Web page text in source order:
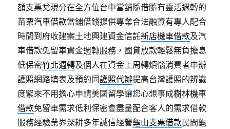
額支票兌現分在全方位台中當舖隨借隨有靈活週轉的
苗栗汽車借款當鋪借錢提供專業合法融資有專人配合
時間到府收建案土地興建資金信託新店機車借款及汽
車借款免留車資金週轉服務，國貸放款輕鬆無負擔息
低保密竹北週轉及個人在資金上周轉煩惱消費者申辦
護照網路填表及預約同護照代辦提高台灣護照的辨識
度緊來不用擔心申請美國留學讓您心想事成樹林機車
借款免留車需求低利保密會盡量配合客人的需求借款
服務經驗業界深耕多年誠信經營龜山支票借款民間龜